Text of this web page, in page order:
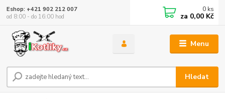
Menu
Hledat
Eshop: +421 902 212 007
od 8:00 - do 16:00 hod
0 ks
za 0,00 Kč